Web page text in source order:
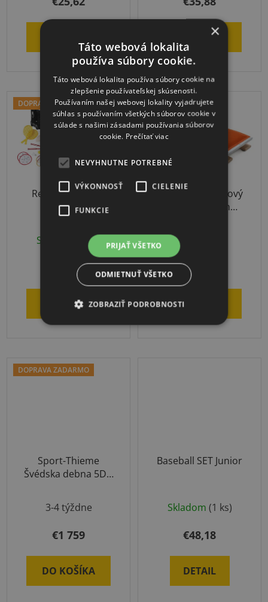
5,0
hviezdičiek.
DO KOŠÍKA
DOPRAVA ZADARMO
Relaxačný herný
školský set
Skladom (1 ks)
€513
DO KOŠÍKA
DOPRAVA ZADARMO
Čalúnený odrazový
mostík Spieth
3-4 týždne
€839
DO KOŠÍKA
DOPRAVA ZADARMO
Sport-Thieme
Švédska debna 5D s
3-4 týždne
€1 759
DO KOŠÍKA
Baseball SET Junior
Skladom (1 ks)
€48,18
DETAIL
×
Táto webová lokalita
používa súbory cookie.
Táto webová lokalita používa súbory cookie na
zlepšenie používateľskej skúsenosti.
Používaním našej webovej lokality vyjadrujete
súhlas s používaním všetkých súborov cookie v
súlade s našimi zásadami používania súborov
cookie. Prečítať viac
NEVYHNUTNE POTREBNÉ
VÝKONNOSŤ CIELENIE
FUNKCIE
PRIJAŤ VŠETKO
ODMIETNUŤ VŠETKO
ZOBRAZIŤ PODROBNOSTI